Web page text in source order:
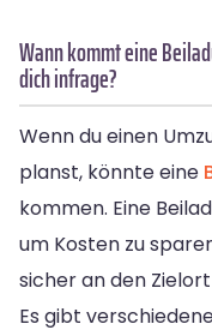
Wann kommt eine
dich infrage?
Wenn du einen
planst, könnte eine
kommen. Eine
um Kosten zu
sicher an den
Es gibt